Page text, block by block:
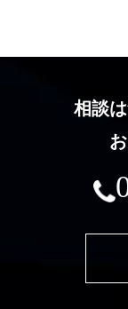
を委託する場
い状態で開
(4) 法令に基
(5) 人の生命
合であって
個人情報の管理
に則り、皆
理いたしま
ス、紛失、
的な安全対
相談